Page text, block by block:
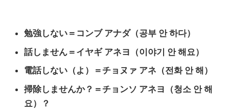
勉強しない＝コンブ アナダ（공부 안 하다）
話しません＝イヤギ アネヨ（이야기 안 해요）
電話しない（よ）＝チョヌァ アネ（전화 안 해）
掃除しませんか？＝チョンソ アネヨ（청소 안 해
요）？